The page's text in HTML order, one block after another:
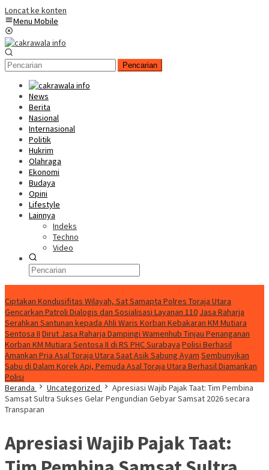
Loncat ke konten
Menu Mobile
Pencarian
News
Berita
Nasional
Internasional
Politik
Hukrim
Olahraga
Ekonomi
Budaya
Opini
Lifestyle
Lainnya
Indeks
Techno
Video
Ciptakan Kondusifitas Wilayah, Sat Samapta Polres Toraja Utara
Gencarkan Patroli Dialogis dan Sosialisasi Layanan 110 Jasa Raharja
Serahkan Santunan kepada Ahli Waris Korban Kebakaran KM Mutiara
Sentosa II Dirut Jasa Raharja Dampingi Wamenhub Tinjau Penanganan
Korban KM Mutiara Sentosa II di RS PHC Surabaya Polisi Berhasil
Amankan Pria Asal Toraja Utara Saat Asik Sabung Ayam Sembunyikan
Sabu di Dalam Korek Api, Pemuda Asal Toraja Utara Berhasil Diamankan
Polisi
Beranda
Uncategorized
Apresiasi Wajib Pajak Taat: Tim Pembina
Samsat Sultra Sukses Gelar Pengundian Gebyar Samsat 2026 secara
Transparan
Apresiasi Wajib Pajak Taat: